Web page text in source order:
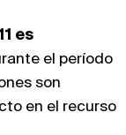
es
el período
son
en el recurso